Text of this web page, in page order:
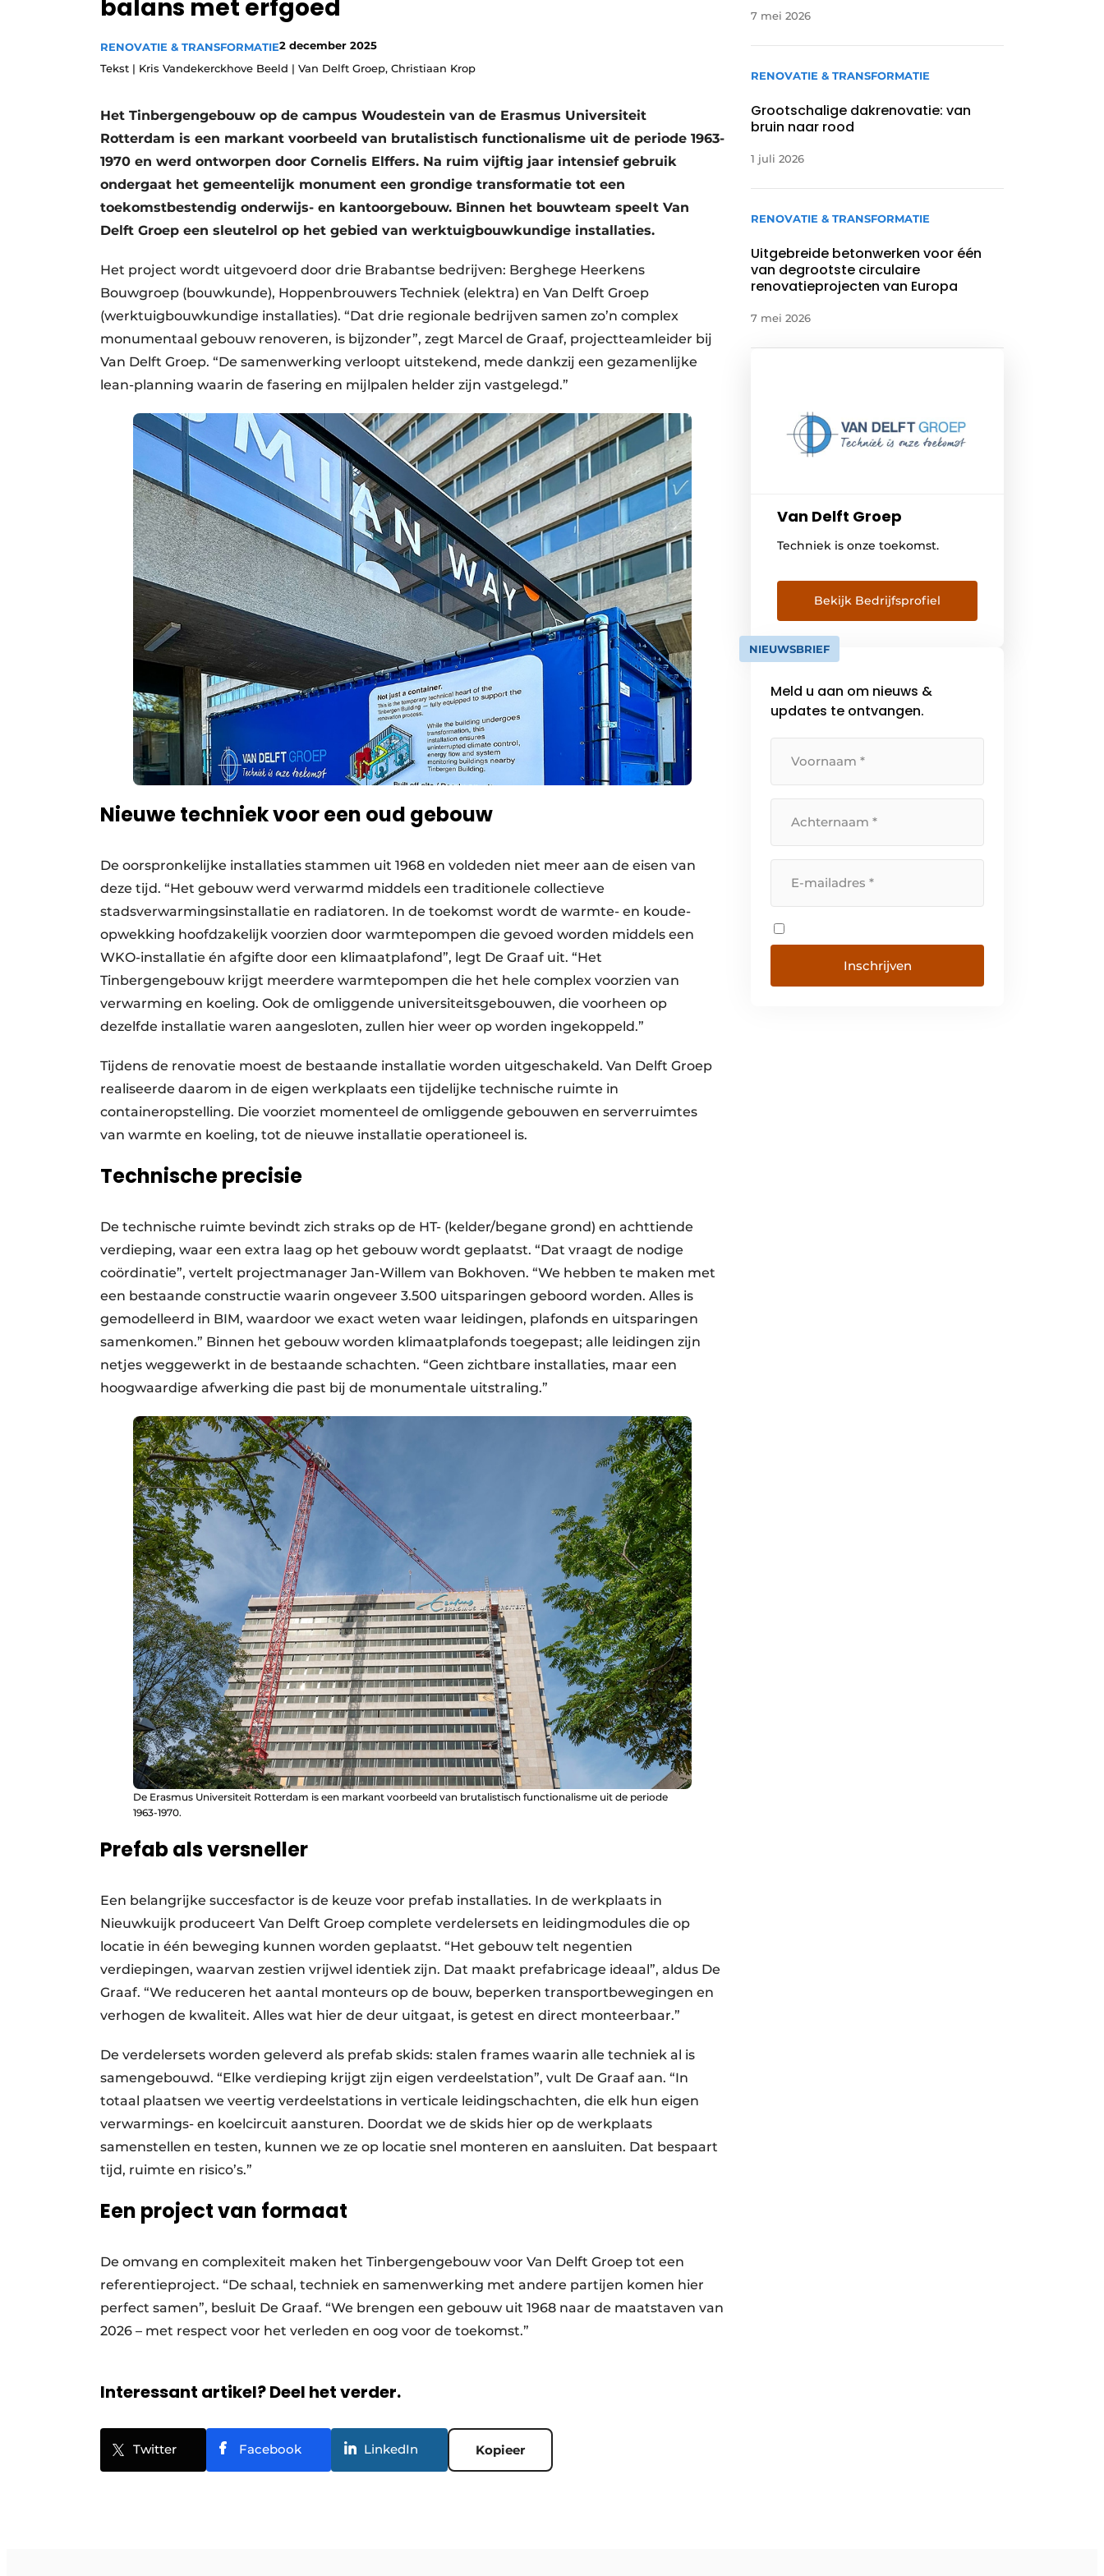
Podcasts
Privacy / Cookie statement
storymetadata
Vacatures
Video’s
balans met erfgoed
RENOVATIE & TRANSFORMATIE2 december 2025
Tekst | Kris Vandekerckhove Beeld | Van Delft Groep, Christiaan Krop
Het Tinbergengebouw op de campus Woudestein van de Erasmus Universiteit
Rotterdam is een markant voorbeeld van brutalistisch functionalisme uit de periode 1963-
1970 en werd ontworpen door Cornelis Elffers. Na ruim vijftig jaar intensief gebruik
ondergaat het gemeentelijk monument een grondige transformatie tot een
toekomstbestendig onderwijs- en kantoorgebouw. Binnen het bouwteam speelt Van
Delft Groep een sleutelrol op het gebied van werktuigbouwkundige installaties.
Het project wordt uitgevoerd door drie Brabantse bedrijven: ­Berghege Heerkens
Bouwgroep (bouwkunde), Hoppenbrouwers Techniek (elektra) en Van Delft Groep
(werktuigbouwkundige installaties). “Dat drie regionale bedrijven samen zo’n complex
monumentaal gebouw renoveren, is bijzonder”, zegt Marcel de Graaf, projectteamleider bij
Van Delft Groep. “De samenwerking verloopt uitstekend, mede dankzij een gezamenlijke
lean-planning waarin de fasering en mijlpalen helder zijn vastgelegd.”
Nieuwe techniek voor een oud gebouw
De oorspronkelijke installaties stammen uit 1968 en voldeden niet meer aan de eisen van
deze tijd. “Het gebouw werd verwarmd middels een traditionele collectieve
stadsverwarmingsinstallatie en radiatoren. In de toekomst wordt de warmte- en koude-
opwekking hoofdzakelijk voorzien door warmtepompen die gevoed worden middels een
WKO-installatie én afgifte door een klimaatplafond”, legt De Graaf uit. “Het
Tinbergengebouw krijgt meerdere warmtepompen die het hele complex voorzien van
verwarming en koeling. Ook de omliggende universiteitsgebouwen, die voorheen op
dezelfde installatie waren aangesloten, zullen hier weer op worden ingekoppeld.”
Tijdens de renovatie moest de bestaande installatie worden uitgeschakeld. Van Delft Groep
realiseerde daarom in de eigen werkplaats een tijdelijke technische ruimte in
containeropstelling. Die voorziet momenteel de omliggende gebouwen en serverruimtes
van warmte en koeling, tot de nieuwe installatie operationeel is.
Technische precisie
De technische ruimte bevindt zich straks op de HT- (kelder/begane grond) en achttiende
verdieping, waar een extra laag op het gebouw wordt geplaatst. “Dat vraagt de nodige
coördinatie”, vertelt projectmanager Jan-Willem van Bokhoven. “We hebben te maken met
een bestaande constructie waarin ongeveer 3.500 uitsparingen geboord worden. Alles is
gemodelleerd in BIM, waardoor we exact weten waar leidingen, plafonds en uitsparingen
samenkomen.” Binnen het gebouw worden klimaatplafonds toegepast; alle leidingen zijn
netjes weggewerkt in de bestaande schachten. “Geen zichtbare installaties, maar een
hoogwaardige afwerking die past bij de monumentale uitstraling.”
De Erasmus Universiteit Rotterdam is een markant voorbeeld van brutalistisch functionalisme uit de periode
1963-1970.
Prefab als versneller
Een belangrijke succesfactor is de keuze voor prefab installaties. In de werkplaats in
Nieuwkuijk produceert Van Delft Groep complete verdelersets en leidingmodules die op
locatie in één beweging kunnen worden geplaatst. “Het gebouw telt negentien
verdiepingen, waarvan zestien vrijwel identiek zijn. Dat maakt prefabricage ideaal”, aldus De
Graaf. “We reduceren het aantal monteurs op de bouw, beperken transportbewegingen en
verhogen de kwaliteit. Alles wat hier de deur uitgaat, is getest en direct monteerbaar.”
De verdelersets worden geleverd als prefab skids: stalen frames waarin alle techniek al is
samengebouwd. “Elke verdieping krijgt zijn eigen verdeelstation”, vult De Graaf aan. “In
totaal plaatsen we veertig verdeelstations in verticale leidingschachten, die elk hun eigen
verwarmings- en koelcircuit aansturen. Doordat we de skids hier op de werkplaats
samenstellen en testen, kunnen we ze op locatie snel monteren en aansluiten. Dat bespaart
tijd, ruimte en risico’s.”
Een project van formaat
De omvang en complexiteit maken het Tinbergengebouw voor Van Delft Groep tot een
referentieproject. “De schaal, techniek en samenwerking met andere partijen komen hier
perfect samen”, besluit De Graaf. “We brengen een gebouw uit 1968 naar de maatstaven van
2026 – met respect voor het verleden en oog voor de toekomst.”
Interessant artikel? Deel het verder.
Twitter Facebook LinkedIn Kopieer
7 mei 2026
RENOVATIE & TRANSFORMATIE
Grootschalige dakrenovatie: van
bruin naar rood
1 juli 2026
RENOVATIE & TRANSFORMATIE
Uitgebreide betonwerken voor één
van degrootste circulaire
renovatieprojecten van Europa
7 mei 2026
Van Delft Groep
Techniek is onze toekomst.
Bekijk Bedrijfsprofiel
NIEUWSBRIEF
Meld u aan om nieuws &
updates te ontvangen.